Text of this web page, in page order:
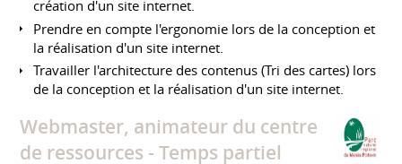
création d'un site internet.
Prendre en compte l'ergonomie lors de la conception et
la réalisation d'un site internet.
Travailler l'architecture des contenus (Tri des cartes) lors
de la conception et la réalisation d'un site internet.
Webmaster, animateur du centre
de ressources - Temps partiel